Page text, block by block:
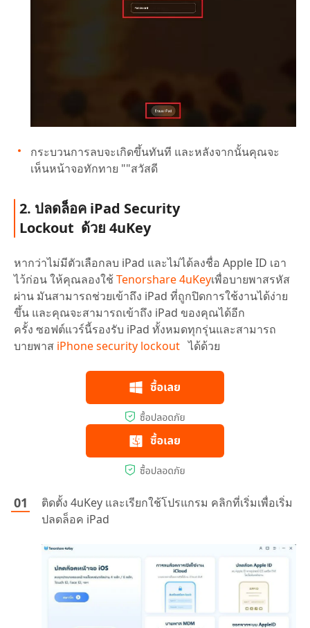
กระบวนการลบจะเกิดขึ้นทันที และหลังจากนั้นคุณจะ
เห็นหน้าจอทักทาย ""สวัสดี
2. ปลดล็อค iPad Security
Lockout ด้วย 4uKey
หากว่าไม่มีตัวเลือกลบ iPad และไม่ได้ลงชื่อ Apple ID เอา
ไว้ก่อน ให้คุณลองใช้Tenorshare 4uKeyเพื่อบายพาสรหัส
ผ่าน มันสามารถช่วยเข้าถึง iPad ที่ถูกปิดการใช้งานได้ง่าย
ขึ้น และคุณจะสามารถเข้าถึง iPad ของคุณได้อีก
ครั้ง ซอฟต์แวร์นี้รองรับ iPad ทั้งหมดทุกรุ่นและสามารถ
บายพาส iPhone security lockout ได้ด้วย
ติดตั้ง 4uKey และเรียกใช้โปรแกรม คลิกที่เริ่มเพื่อเริ่ม
ปลดล็อค iPad